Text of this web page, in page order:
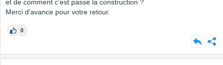
et de comment c'est passé la construction ?
Merci d'avance pour votre retour.
0